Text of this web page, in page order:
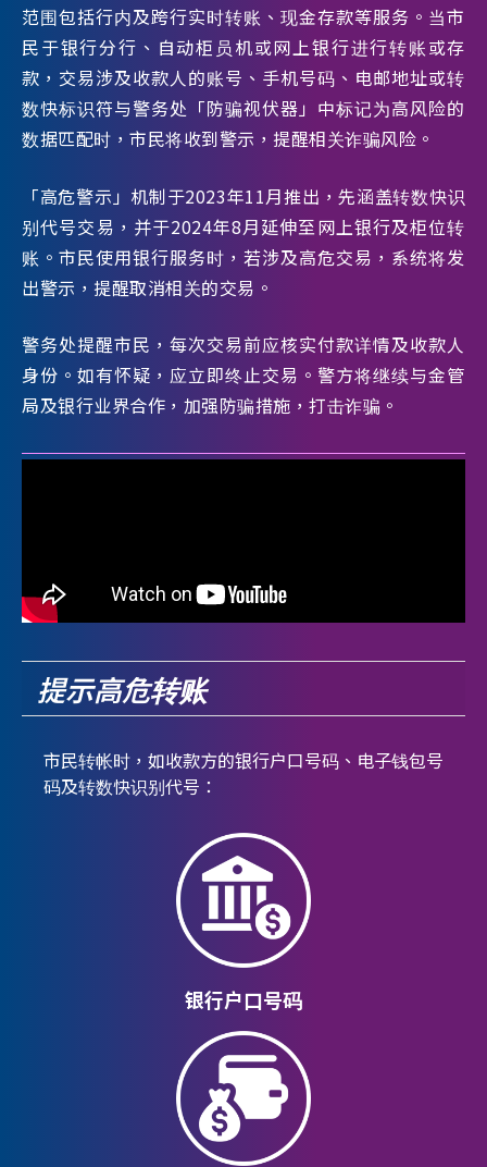
范围包括行内及跨行实时转账、现金存款等服务。当市
民于银行分行、自动柜员机或网上银行进行转账或存
款，交易涉及收款人的账号、手机号码、电邮地址或转
数快标识符与警务处「防骗视伏器」中标记为高风险的
数据匹配时，市民将收到警示，提醒相关诈骗风险。
「高危警示」机制于2023年11月推出，先涵盖转数快识
别代号交易，并于2024年8月延伸至网上银行及柜位转
账。市民使用银行服务时，若涉及高危交易，系统将发
出警示，提醒取消相关的交易。
警务处提醒市民，每次交易前应核实付款详情及收款人
身份。如有怀疑，应立即终止交易。警方将继续与金管
局及银行业界合作，加强防骗措施，打击诈骗。
提示高危转账
市民转帐时，如收款方的银行户口号码、电子钱包号
码及转数快识别代号：
银行户口号码